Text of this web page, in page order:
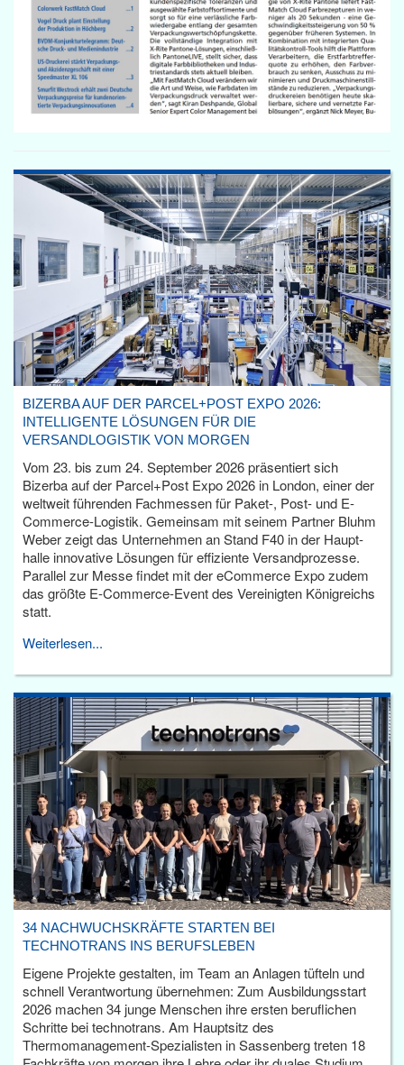
BIZERBA AUF DER PARCEL+POST EXPO 2026:
INTELLIGENTE LÖSUNGEN FÜR DIE
VERSANDLOGISTIK VON MORGEN
Vom 23. bis zum 24. September 2026 präsentiert sich
Bizerba auf der Parcel+Post Expo 2026 in London, einer der
weltweit führenden Fachmessen für Paket-, Post- und E-
Commerce-Logistik. Gemeinsam mit seinem Partner Bluhm
Weber zeigt das Unternehmen an Stand F40 in der Haupt­
halle innovative Lösungen für effiziente Versandprozesse.
Parallel zur Messe findet mit der eCommerce Expo zudem
das größte E-Commerce-Event des Vereinigten Königreichs
statt.
Weiterlesen...
34 NACHWUCHSKRÄFTE STARTEN BEI
TECHNOTRANS INS BERUFSLEBEN
Eigene Projekte gestalten, im Team an Anlagen tüfteln und
schnell Verantwortung übernehmen: Zum Ausbildungsstart
2026 machen 34 junge Menschen ihre ersten beruflichen
Schritte bei technotrans. Am Hauptsitz des
Thermomanagement-Spezialisten in Sassenberg treten 18